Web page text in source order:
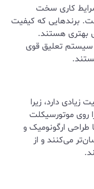
کاری سخت
برندهایی که کیفیت
بهتری هستند.
سیستم تعلیق قوی
دارد، زیرا
روی موتورسیکلت
ارگونومیک و
می‌کنند و از